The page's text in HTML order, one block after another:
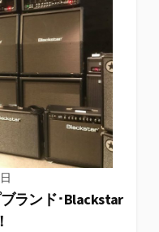
ランド･Blackstar